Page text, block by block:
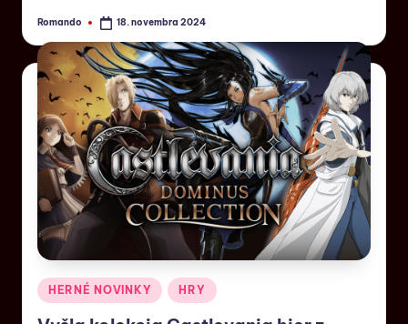
Romando 18. novembra 2024
HERNÉ NOVINKY HRY